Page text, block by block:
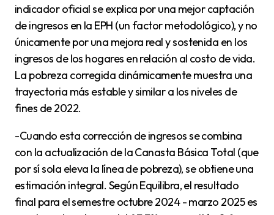
indicador oficial se explica por una mejor captación
de ingresos en la EPH (un factor metodológico), y no
únicamente por una mejora real y sostenida en los
ingresos de los hogares en relación al costo de vida.
La pobreza corregida dinámicamente muestra una
trayectoria más estable y similar a los niveles de
fines de 2022.
-Cuando esta corrección de ingresos se combina
con la actualización de la Canasta Básica Total (que
por sí sola eleva la línea de pobreza), se obtiene una
estimación integral. Según Equilibra, el resultado
final para el semestre octubre 2024 - marzo 2025 es